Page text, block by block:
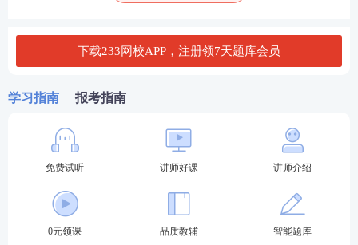
4、宽带式薪酬与传统薪酬结构相比具有的优点有（
A.引导员工重视个人技能和能力的提高
B.有利于职位的轮换与培育企业的跨职能成长和开发
C.能够更好的支持扁平化组织结构
D.能够使员工更多的参与薪酬决策
E.可以密切配合市场上劳动力的薪资水平
下载233网校APP，注册领7天题库会员
学习指南 报考指南
免费试听 讲师好课 讲师介绍
0元领课 品质教辅 智能题库